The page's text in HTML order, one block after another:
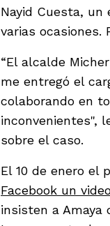
Nayid Cuesta, un
varias ocasiones.
“El alcalde
me entregó el
colaborando en
inconvenientes",
sobre el caso.
El 10 de enero el
Facebook un
insisten a